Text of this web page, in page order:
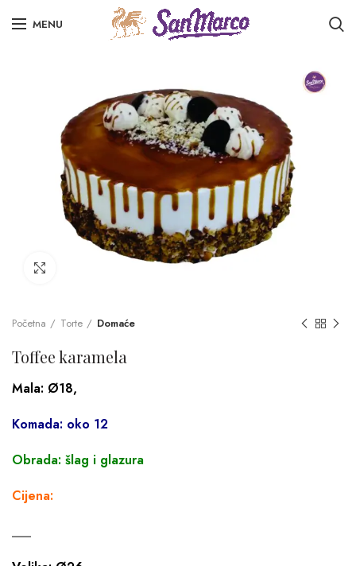
MENU
Početna Torte Domaće
Toffee karamela
Mala: Ø18,
Komada: oko 12
Obrada: šlag i glazura
Cijena: